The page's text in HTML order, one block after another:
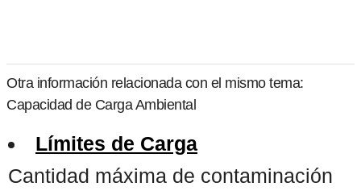
Otra información relacionada con el mismo tema:
Capacidad de Carga Ambiental
Límites de Carga
Cantidad máxima de contaminación